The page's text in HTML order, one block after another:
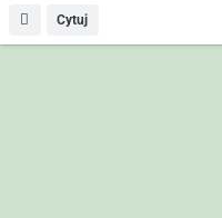
Cytuj